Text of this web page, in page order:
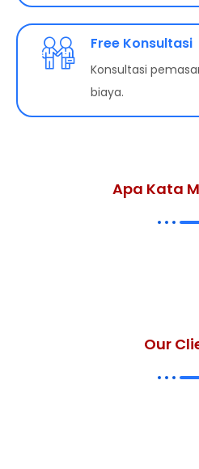
Free Konsultasi
Konsultasi
biaya.
Apa Kata
Our